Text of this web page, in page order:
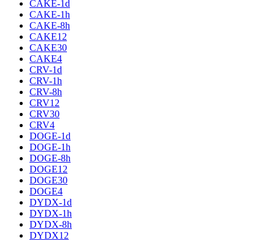
CAKE-1d
CAKE-1h
CAKE-8h
CAKE12
CAKE30
CAKE4
CRV-1d
CRV-1h
CRV-8h
CRV12
CRV30
CRV4
DOGE-1d
DOGE-1h
DOGE-8h
DOGE12
DOGE30
DOGE4
DYDX-1d
DYDX-1h
DYDX-8h
DYDX12